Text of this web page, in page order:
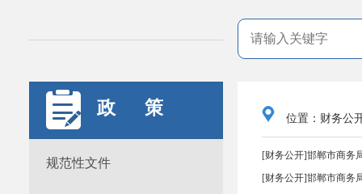
政 策
规范性文件
位置：财务公
[财务公开]邯郸市商务
[财务公开]邯郸市商务